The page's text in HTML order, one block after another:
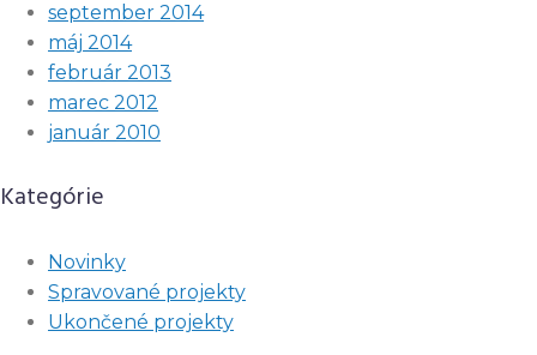
september 2014
máj 2014
február 2013
marec 2012
január 2010
Kategórie
Novinky
Spravované projekty
Ukončené projekty